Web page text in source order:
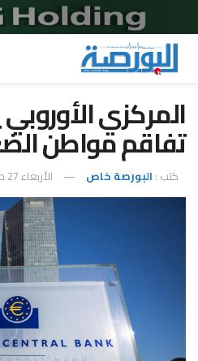
المركزي
تفاقم مواطن
كتب : البورصة خاص الأربعاء 27 مايو 2026